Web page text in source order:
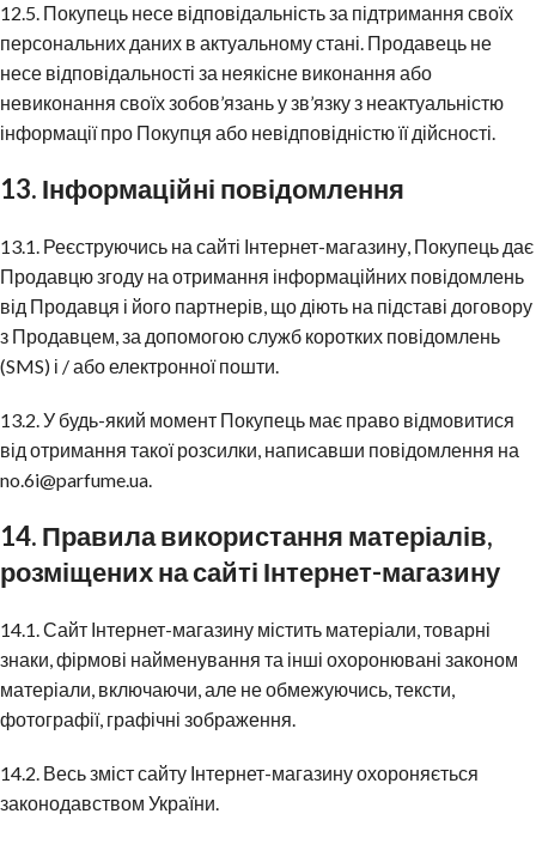
12.5. Покупець несе відповідальність за підтримання своїх
персональних даних в актуальному стані. Продавець не
несе відповідальності за неякісне виконання або
невиконання своїх зобов’язань у зв’язку з неактуальністю
інформації про Покупця або невідповідністю її дійсності.
13. Інформаційні повідомлення
13.1. Реєструючись на сайті Інтернет-магазину, Покупець дає
Продавцю згоду на отримання інформаційних повідомлень
від Продавця і його партнерів, що діють на підставі договору
з Продавцем, за допомогою служб коротких повідомлень
(SMS) і / або електронної пошти.
13.2. У будь-який момент Покупець має право відмовитися
від отримання такої розсилки, написавши повідомлення на
no.6i@parfume.ua.
14. Правила використання матеріалів,
розміщених на сайті Інтернет-магазину
14.1. Сайт Інтернет-магазину містить матеріали, товарні
знаки, фірмові найменування та інші охоронювані законом
матеріали, включаючи, але не обмежуючись, тексти,
фотографії, графічні зображення.
14.2. Весь зміст сайту Інтернет-магазину охороняється
законодавством України.